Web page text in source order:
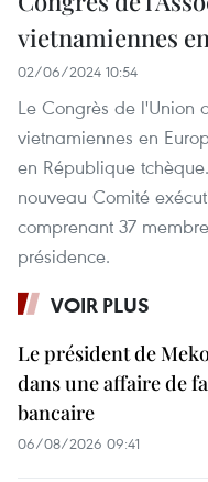
vietnamiennes
02/06/2024 10:54
Le Congrès de l'Union
vietnamiennes en
en République
nouveau Comité
comprenant 37
présidence.
VOIR PLUS
Le président de
dans une affaire de
bancaire
06/08/2026 09:41